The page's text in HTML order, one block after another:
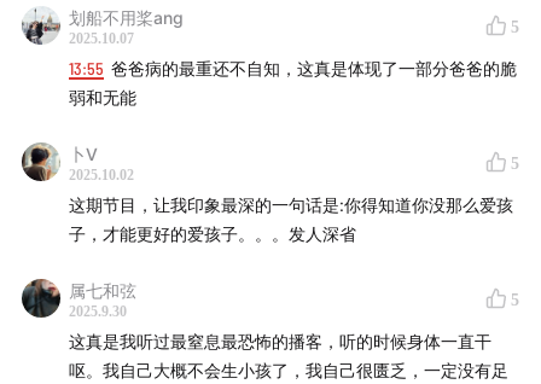
划船不用桨ang
2025.10.07
5
13:55 爸爸病的最重还不自知，这真是体现了一部分爸爸的脆
弱和无能
卜V
2025.10.02
5
这期节目，让我印象最深的一句话是:你得知道你没那么爱孩
子，才能更好的爱孩子。。。发人深省
属七和弦
2025.9.30
5
这真是我听过最窒息最恐怖的播客，听的时候身体一直干
呕。我自己大概不会生小孩了，我自己很匮乏，一定没有足